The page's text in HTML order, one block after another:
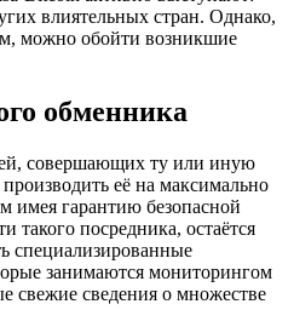
влиятельных стран. Однако,
можно обойти возникшие
обменника
совершающих ту или иную
её на максимально
имея гарантию безопасной
такого посредника, остаётся
специализированные
занимаются мониторингом
свежие сведения о множестве